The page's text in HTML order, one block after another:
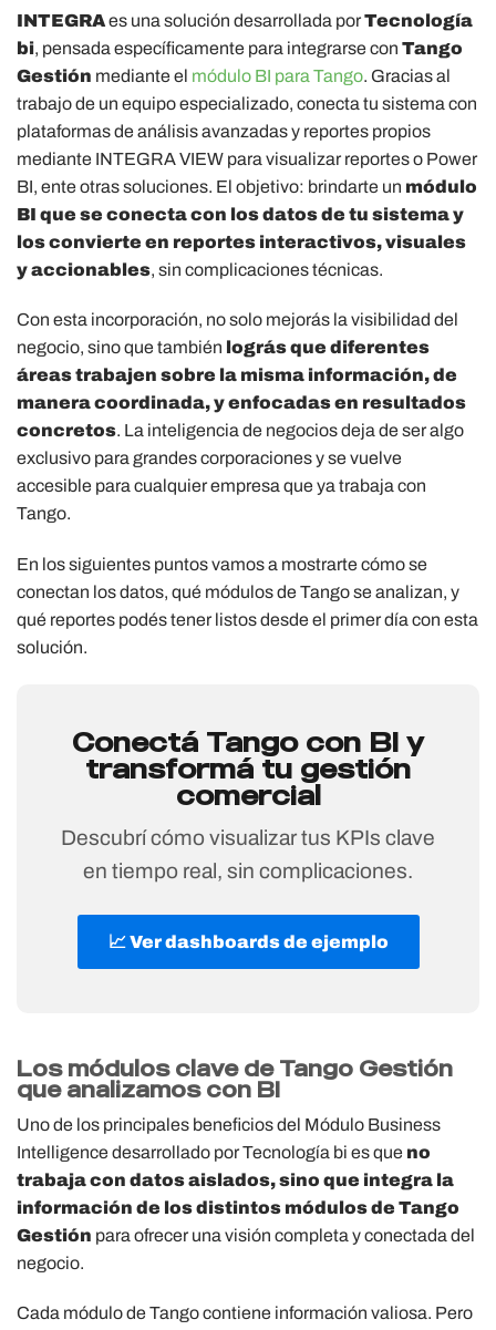
INTEGRAes una solución desarrollada porTecnología
bi, pensada específicamente para integrarse con Tango
Gestión mediante el módulo BI para Tango. Gracias al
trabajo de un equipo especializado, conecta tu sistema con
plataformas de análisis avanzadas y reportes propios
mediante INTEGRA VIEW para visualizar reportes o Power
BI, ente otras soluciones. El objetivo: brindarte un módulo
BI que se conecta con los datos de tu sistema y
los convierte en reportes interactivos, visuales
y accionables, sin complicaciones técnicas.
Con esta incorporación, no solo mejorás la visibilidad del
negocio, sino que también lográs que diferentes
áreas trabajen sobre la misma información, de
manera coordinada, y enfocadas en resultados
concretos. La inteligencia de negocios deja de ser algo
exclusivo para grandes corporaciones y se vuelve
accesible para cualquier empresa que ya trabaja con
Tango.
En los siguientes puntos vamos a mostrarte cómo se
conectan los datos, qué módulos de Tango se analizan, y
qué reportes podés tener listos desde el primer día con esta
solución.
Conectá Tango con BI y
transformá tu gestión
comercial
Descubrí cómo visualizar tus KPIs clave
en tiempo real, sin complicaciones.
📈 Ver dashboards de ejemplo
Los módulos clave de Tango Gestión
que analizamos con BI
Uno de los principales beneficios del Módulo Business
Intelligence desarrollado por Tecnología bi es que no
trabaja con datos aislados, sino que integra la
información de los distintos módulos de Tango
Gestión para ofrecer una visión completa y conectada del
negocio.
Cada módulo de Tango contiene información valiosa. Pero